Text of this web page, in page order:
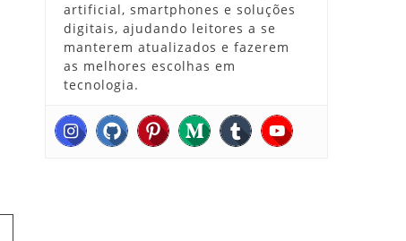
artificial, smartphones e soluções
digitais, ajudando leitores a se
manterem atualizados e fazerem
as melhores escolhas em
tecnologia.